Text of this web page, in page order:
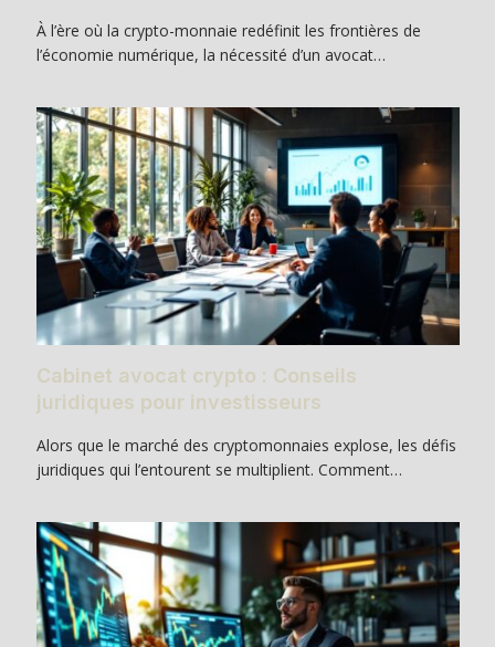
À l’ère où la crypto-monnaie redéfinit les frontières de
l’économie numérique, la nécessité d’un avocat…
Cabinet avocat crypto : Conseils
juridiques pour investisseurs
Alors que le marché des cryptomonnaies explose, les défis
juridiques qui l’entourent se multiplient. Comment…